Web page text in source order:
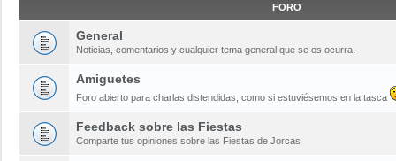
FORO
General
Noticias, comentarios y cualquier tema general que se os ocurra.
Amiguetes
Foro abierto para charlas distendidas, como si estuviésemos en la tasca
Feedback sobre las Fiestas
Comparte tus opiniones sobre las Fiestas de Jorcas